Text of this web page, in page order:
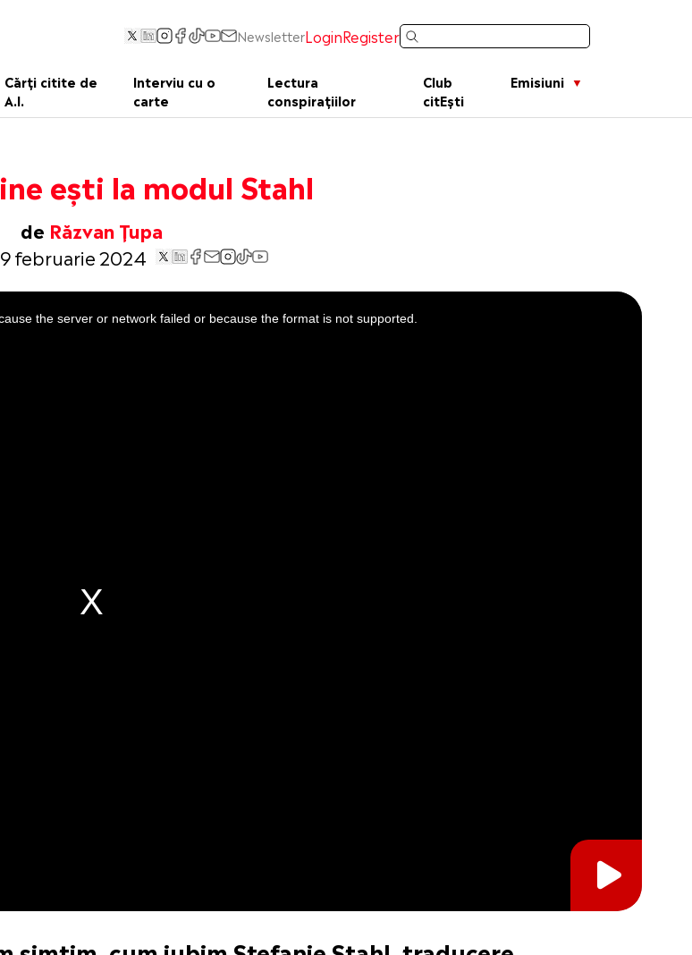
NewsletterLoginRegister
Cărți citite de
A.I.
Interviu cu o
carte
Lectura
conspirațiilor
Club
citEști
Emisiuni
ești la modul Stahl
de Răzvan Țupa
februarie 2024
the server or network failed or because the format is not supported.